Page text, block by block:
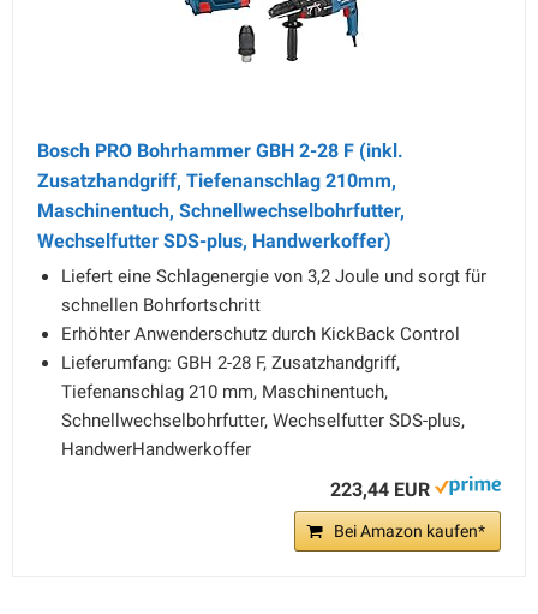
Bosch PRO Bohrhammer GBH 2-28 F (inkl.
Zusatzhandgriff, Tiefenanschlag 210mm,
Maschinentuch, Schnellwechselbohrfutter,
Wechselfutter SDS-plus, Handwerkoffer)
Liefert eine Schlagenergie von 3,2 Joule und sorgt für
schnellen Bohrfortschritt
Erhöhter Anwenderschutz durch KickBack Control
Lieferumfang: GBH 2-28 F, Zusatzhandgriff,
Tiefenanschlag 210 mm, Maschinentuch,
Schnellwechselbohrfutter, Wechselfutter SDS-plus,
HandwerHandwerkoffer
223,44 EUR
Bei Amazon kaufen*